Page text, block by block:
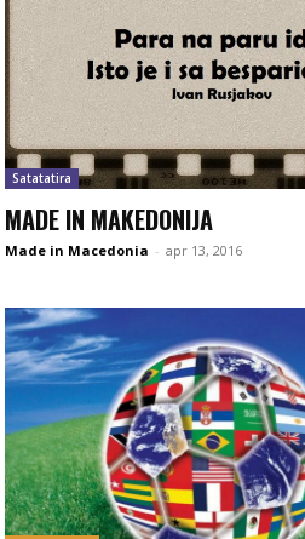
Satatatira
MADE IN MAKEDONIJA
Made in Macedonia - apr 13, 2016